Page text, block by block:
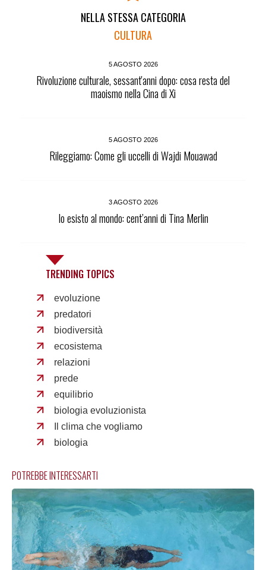
NELLA STESSA CATEGORIA
CULTURA
5 AGOSTO 2026
Rivoluzione culturale, sessant'anni dopo: cosa resta del
maoismo nella Cina di Xi
5 AGOSTO 2026
Rileggiamo: Come gli uccelli di Wajdi Mouawad
3 AGOSTO 2026
Io esisto al mondo: cent’anni di Tina Merlin
TRENDING TOPICS
evoluzione
predatori
biodiversità
ecosistema
relazioni
prede
equilibrio
biologia evoluzionista
Il clima che vogliamo
biologia
POTREBBE INTERESSARTI